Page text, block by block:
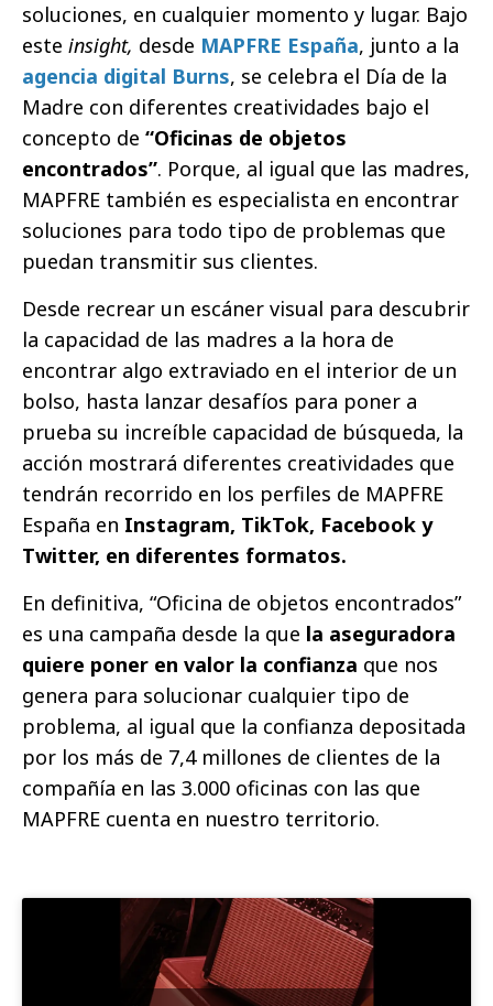
soluciones, en cualquier momento y lugar. Bajo
este insight, desde MAPFRE España, junto a la
agencia digital Burns, se celebra el Día de la
Madre con diferentes creatividades bajo el
concepto de “Oficinas de objetos
encontrados”. Porque, al igual que las madres,
MAPFRE también es especialista en encontrar
soluciones para todo tipo de problemas que
puedan transmitir sus clientes.
Desde recrear un escáner visual para descubrir
la capacidad de las madres a la hora de
encontrar algo extraviado en el interior de un
bolso, hasta lanzar desafíos para poner a
prueba su increíble capacidad de búsqueda, la
acción mostrará diferentes creatividades que
tendrán recorrido en los perfiles de MAPFRE
España en Instagram, TikTok, Facebook y
Twitter, en diferentes formatos.
En definitiva, “Oficina de objetos encontrados”
es una campaña desde la que la aseguradora
quiere poner en valor la confianza que nos
genera para solucionar cualquier tipo de
problema, al igual que la confianza depositada
por los más de 7,4 millones de clientes de la
compañía en las 3.000 oficinas con las que
MAPFRE cuenta en nuestro territorio.